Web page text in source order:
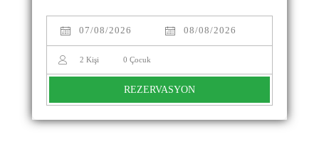
2 Kişi 0 Çocuk
REZERVASYON